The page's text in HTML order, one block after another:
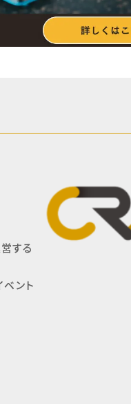
する
ント